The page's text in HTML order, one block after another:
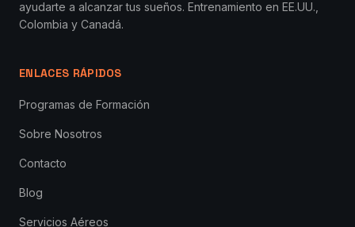
ayudarte a alcanzar tus sueños. Entrenamiento en EE.UU.,
Colombia y Canadá.
ENLACES RÁPIDOS
Programas de Formación
Sobre Nosotros
Contacto
Blog
Servicios Aéreos